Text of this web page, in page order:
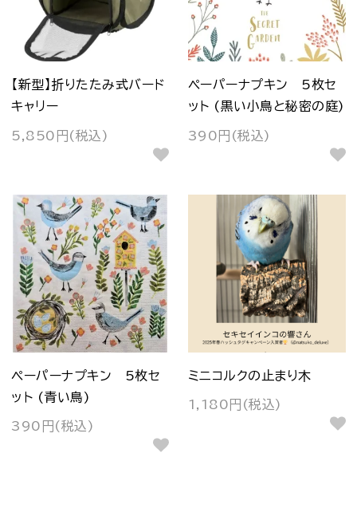
【新型】折りたたみ式バード
キャリー
5,850円(税込)
ペーパーナプキン 5枚セ
ット (黒い小鳥と秘密の庭)
390円(税込)
ペーパーナプキン 5枚セ
ット (青い鳥)
390円(税込)
ミニコルクの止まり木
1,180円(税込)